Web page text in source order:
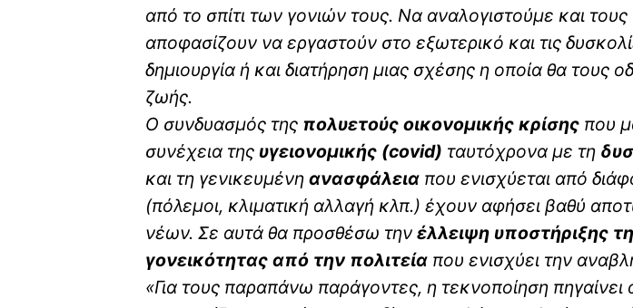
από το σπίτι των γονιών τους. Να αναλογιστούμε και τους
αποφασίζουν να εργαστούν στο εξωτερικό και τις
δημιουργία ή και διατήρηση μιας σχέσης η οποία θα τους
ζωής.
Ο συνδυασμός της πολυετούς οικονομικής κρίσης που
συνέχεια της υγειονομικής (covid) ταυτόχρονα με τη
και τη γενικευμένη ανασφάλεια που ενισχύεται από
(πόλεμοι, κλιματική αλλαγή κλπ.) έχουν αφήσει βαθύ
νέων. Σε αυτά θα προσθέσω την έλλειψη υποστήριξης
γονεικότητας από την πολιτεία που ενισχύει την
«Για τους παραπάνω παράγοντες, η τεκνοποίηση πηγαίνει